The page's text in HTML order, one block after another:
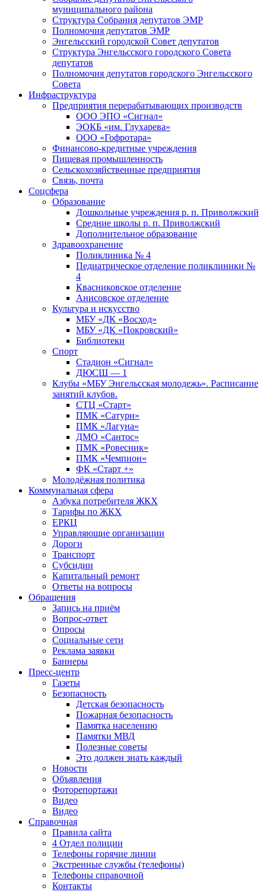
муниципального района
Структура Собрания депутатов ЭМР
Полномочия депутатов ЭМР
Энгельсский городской Совет депутатов
Структура Энгельсского городского Совета
депутатов
Полномочия депутатов городского Энгельсского
Совета
Инфраструктура
Предприятия перерабатывающих производств
ООО ЭПО «Сигнал»
ЭОКБ «им. Глухарева»
ООО «Гофротара»
Финансово-кредитные учреждения
Пищевая промышленность
Сельскохозяйственные предприятия
Связь, почта
Соцсфера
Образование
Дошкольные учреждения р. п. Приволжский
Средние школы р. п. Приволжский
Дополнительное образование
Здравоохранение
Поликлиника № 4
Педиатрическое отделение поликлиники №
4
Квасниковское отделение
Анисовское отделение
Культура и искусство
МБУ «ДК «Восход»
МБУ «ДК «Покровский»
Библиотеки
Спорт
Стадион «Сигнал»
ДЮСШ — 1
Клубы «МБУ Энгельсская молодежь». Расписание
занятий клубов.
СТЦ «Старт»
ПМК «Сатурн»
ПМК «Лагуна»
ДМО «Сантос»
ПМК «Ровесник»
ПМК «Чемпион»
ФК «Старт +»
Молодёжная политика
Коммунальная сфера
Азбука потребителя ЖКХ
Тарифы по ЖКХ
ЕРКЦ
Управляющие организации
Дороги
Транспорт
Субсидии
Капитальный ремонт
Ответы на вопросы
Обращения
Запись на приём
Вопрос-ответ
Опросы
Социальные сети
Реклама заявки
Баннеры
Пресс-центр
Газеты
Безопасность
Детская безопасность
Пожарная безопасность
Памятка населению
Памятки МВД
Полезные советы
Это должен знать каждый
Новости
Объявления
Фоторепортажи
Видео
Видео
Справочная
Правила сайта
4 Отдел полиции
Телефоны горячие линии
Экстренные службы (телефоны)
Телефоны справочной
Контакты